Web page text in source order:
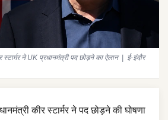
स्टार्मर ने UK प्रधानमंत्री पद छोड़ने का ऐलान | ई-इंदौर
कीर स्टार्मर ने पद छोड़ने की घोषणा